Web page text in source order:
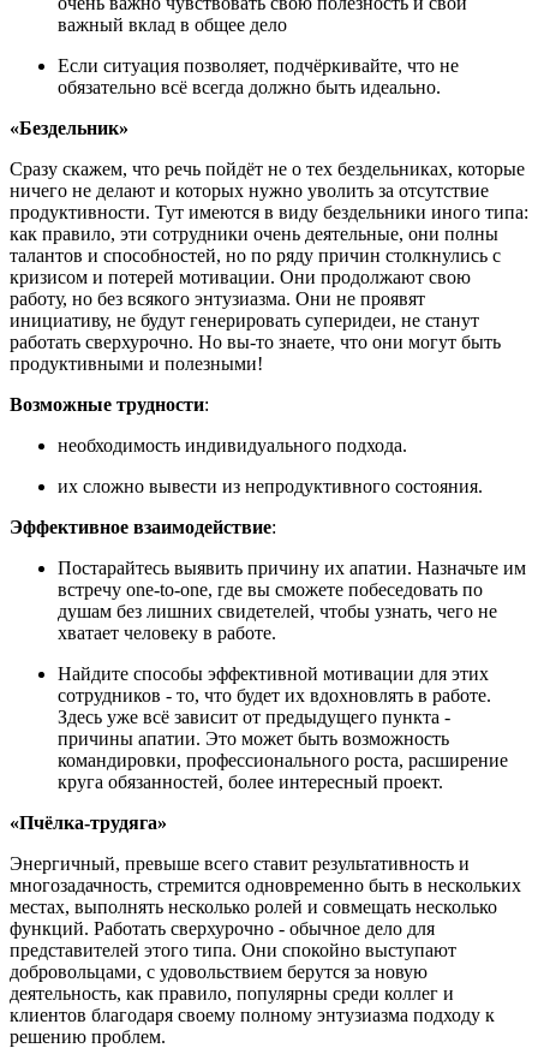
важный вклад в общее дело
Если ситуация позволяет, подчёркивайте, что не
обязательно всё всегда должно быть идеально.
«Бездельник»
Сразу скажем, что речь пойдёт не о тех бездельниках, которые
ничего не делают и которых нужно уволить за отсутствие
продуктивности. Тут имеются в виду бездельники иного типа:
как правило, эти сотрудники очень деятельные, они полны
талантов и способностей, но по ряду причин столкнулись с
кризисом и потерей мотивации. Они продолжают свою
работу, но без всякого энтузиазма. Они не проявят
инициативу, не будут генерировать суперидеи, не станут
работать сверхурочно. Но вы-то знаете, что они могут быть
продуктивными и полезными!
Возможные трудности:
необходимость индивидуального подхода.
их сложно вывести из непродуктивного состояния.
Эффективное взаимодействие:
Постарайтесь выявить причину их апатии. Назначьте им
встречу one-to-one, где вы сможете побеседовать по
душам без лишних свидетелей, чтобы узнать, чего не
хватает человеку в работе.
Найдите способы эффективной мотивации для этих
сотрудников - то, что будет их вдохновлять в работе.
Здесь уже всё зависит от предыдущего пункта -
причины апатии. Это может быть возможность
командировки, профессионального роста, расширение
круга обязанностей, более интересный проект.
«Пчёлка-трудяга»
Энергичный, превыше всего ставит результативность и
многозадачность, стремится одновременно быть в нескольких
местах, выполнять несколько ролей и совмещать несколько
функций. Работать сверхурочно - обычное дело для
представителей этого типа. Они спокойно выступают
добровольцами, с удовольствием берутся за новую
деятельность, как правило, популярны среди коллег и
клиентов благодаря своему полному энтузиазма подходу к
решению проблем.